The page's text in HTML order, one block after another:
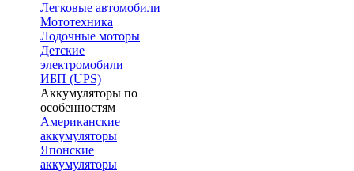
Легковые автомобили
Мототехника
Лодочные моторы
Детские
электромобили
ИБП (UPS)
Аккумуляторы по
особенностям
Американские
аккумуляторы
Японские
аккумуляторы